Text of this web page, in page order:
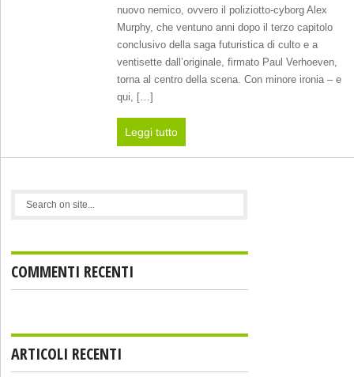
nuovo nemico, ovvero il poliziotto-cyborg Alex
Murphy, che ventuno anni dopo il terzo capitolo
conclusivo della saga futuristica di culto e a
ventisette dall’originale, firmato Paul Verhoeven,
torna al centro della scena. Con minore ironia – e
qui, […]
Leggi tutto
COMMENTI RECENTI
ARTICOLI RECENTI